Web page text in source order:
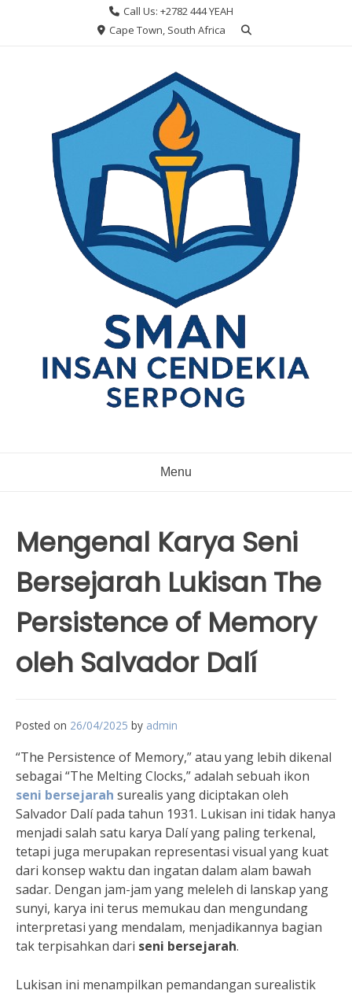
Call Us: +2782 444 YEAH
Cape Town, South Africa
Menu
Mengenal Karya Seni
Bersejarah Lukisan The
Persistence of Memory
oleh Salvador Dalí
Posted on 26/04/2025 by admin
“The Persistence of Memory,” atau yang lebih dikenal
sebagai “The Melting Clocks,” adalah sebuah ikon
seni bersejarah surealis yang diciptakan oleh
Salvador Dalí pada tahun 1931. Lukisan ini tidak hanya
menjadi salah satu karya Dalí yang paling terkenal,
tetapi juga merupakan representasi visual yang kuat
dari konsep waktu dan ingatan dalam alam bawah
sadar. Dengan jam-jam yang meleleh di lanskap yang
sunyi, karya ini terus memukau dan mengundang
interpretasi yang mendalam, menjadikannya bagian
tak terpisahkan dari seni bersejarah.
Lukisan ini menampilkan pemandangan surealistik